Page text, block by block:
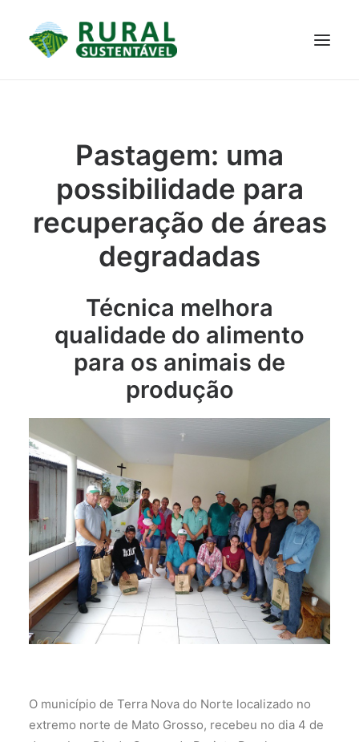
JANELA DO CONHECIMENTO
RESULTADOS ALCANÇADOS
Pastagem: uma
possibilidade para
recuperação de áreas
degradadas
Técnica melhora
qualidade do alimento
para os animais de
produção
O município de Terra Nova do Norte localizado no
extremo norte de Mato Grosso, recebeu no dia 4 de